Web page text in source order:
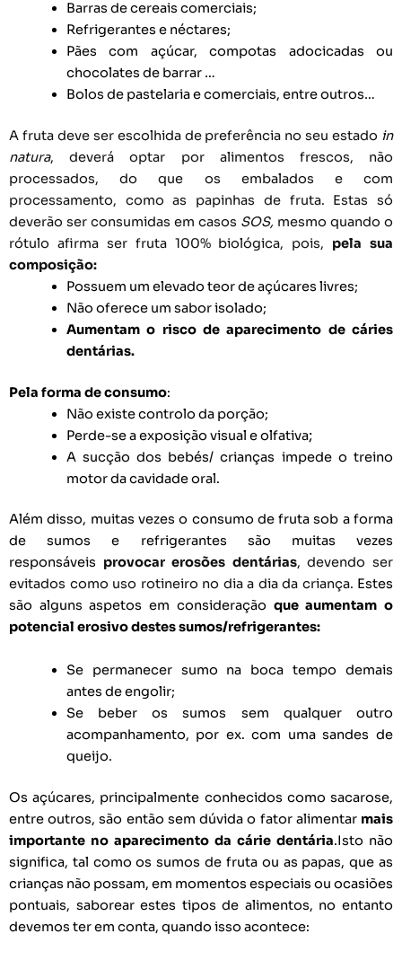
Barras de cereais comerciais;
Refrigerantes e néctares;
Pães com açúcar, compotas adocicadas ou
chocolates de barrar …
Bolos de pastelaria e comerciais, entre outros…
A fruta deve ser escolhida de preferência no seu estado in
natura, deverá optar por alimentos frescos, não
processados, do que os embalados e com
processamento, como as papinhas de fruta. Estas só
deverão ser consumidas em casos SOS, mesmo quando o
rótulo afirma ser fruta 100% biológica, pois, pela sua
composição:
Possuem um elevado teor de açúcares livres;
Não oferece um sabor isolado;
Aumentam o risco de aparecimento de cáries
dentárias.
Pela forma de consumo:
Não existe controlo da porção;
Perde-se a exposição visual e olfativa;
A sucção dos bebés/ crianças impede o treino
motor da cavidade oral.
Além disso, muitas vezes o consumo de fruta sob a forma
de sumos e refrigerantes são muitas vezes
responsáveis provocar erosões dentárias, devendo ser
evitados como uso rotineiro no dia a dia da criança. Estes
são alguns aspetos em consideração que aumentam o
potencial erosivo destes sumos/refrigerantes:
Se permanecer sumo na boca tempo demais
antes de engolir;
Se beber os sumos sem qualquer outro
acompanhamento, por ex. com uma sandes de
queijo.
Os açúcares, principalmente conhecidos como sacarose,
entre outros, são então sem dúvida o fator alimentar mais
importante no aparecimento da cárie dentária.Isto não
significa, tal como os sumos de fruta ou as papas, que as
crianças não possam, em momentos especiais ou ocasiões
pontuais, saborear estes tipos de alimentos, no entanto
devemos ter em conta, quando isso acontece: